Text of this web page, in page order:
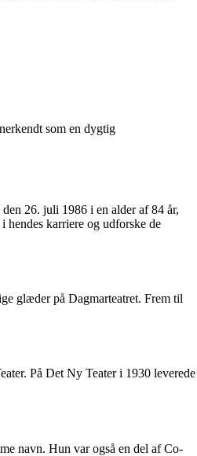
som en dygtig
26. juli 1986 i en alder af 84 år,
hendes karriere og udforske de
glæder på Dagmarteatret. Frem til
På Det Ny Teater i 1930 leverede
navn. Hun var også en del af Co-